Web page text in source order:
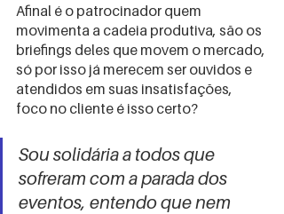
Afinal é o patrocinador quem
movimenta a cadeia produtiva, são os
briefings deles que movem o mercado,
só por isso já merecem ser ouvidos e
atendidos em suas insatisfações,
foco no cliente é isso certo?
Sou solidária a todos que
sofreram com a parada dos
eventos, entendo que nem